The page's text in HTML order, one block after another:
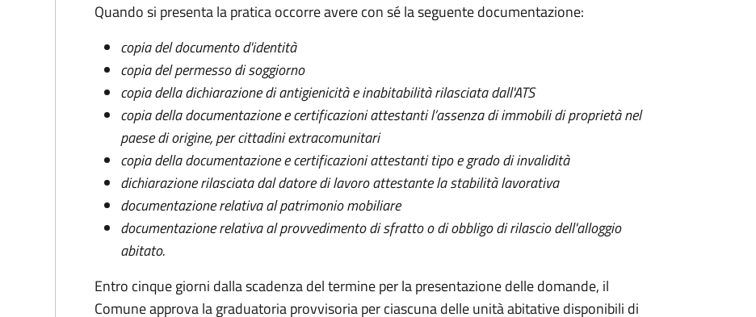
Quando si presenta la pratica occorre avere con sé la seguente documentazione:
copia del documento d'identità
copia del permesso di soggiorno
copia della dichiarazione di antigienicità e inabitabilità rilasciata dall'ATS
copia della documentazione e certificazioni attestanti l’assenza di immobili di proprietà nel
paese di origine, per cittadini extracomunitari
copia della documentazione e certificazioni attestanti tipo e grado di invalidità
dichiarazione rilasciata dal datore di lavoro attestante la stabilità lavorativa
documentazione relativa al patrimonio mobiliare
documentazione relativa al provvedimento di sfratto o di obbligo di rilascio dell'alloggio
abitato.
Entro cinque giorni dalla scadenza del termine per la presentazione delle domande, il
Comune approva la graduatoria provvisoria per ciascuna delle unità abitative disponibili di